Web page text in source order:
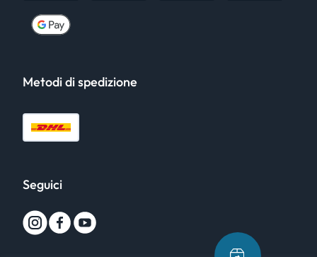
Metodi di spedizione
Seguici